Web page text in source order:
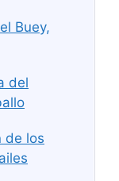
Buey,
del
de los